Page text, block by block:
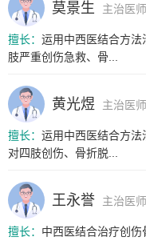
莫景生 主治医师
擅长： 运用中西医结合方法
肢严重创伤急救、骨...
黄光煜 主治医师
擅长： 运用中西医结合方
对四肢创伤、骨折脱...
王永誉 主治医师
擅长： 中西医结合治疗创